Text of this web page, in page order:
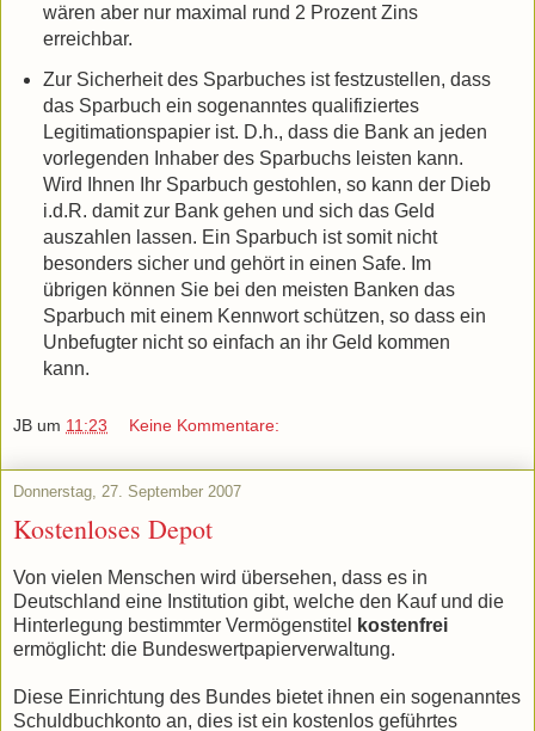
wären aber nur maximal rund 2 Prozent Zins
erreichbar.
Zur Sicherheit des Sparbuches ist festzustellen, dass
das Sparbuch ein sogenanntes qualifiziertes
Legitimationspapier ist. D.h., dass die Bank an jeden
vorlegenden Inhaber des Sparbuchs leisten kann.
Wird Ihnen Ihr Sparbuch gestohlen, so kann der Dieb
i.d.R. damit zur Bank gehen und sich das Geld
auszahlen lassen. Ein Sparbuch ist somit nicht
besonders sicher und gehört in einen Safe. Im
übrigen können Sie bei den meisten Banken das
Sparbuch mit einem Kennwort schützen, so dass ein
Unbefugter nicht so einfach an ihr Geld kommen
kann.
JB um 11:23 Keine Kommentare:
Donnerstag, 27. September 2007
Kostenloses Depot
Von vielen Menschen wird übersehen, dass es in
Deutschland eine Institution gibt, welche den Kauf und die
Hinterlegung bestimmter Vermögenstitel
kostenfrei
ermöglicht: die Bundeswertpapierverwaltung.
Diese Einrichtung des Bundes bietet ihnen ein sogenanntes
Schuldbuchkonto an, dies ist ein kostenlos geführtes